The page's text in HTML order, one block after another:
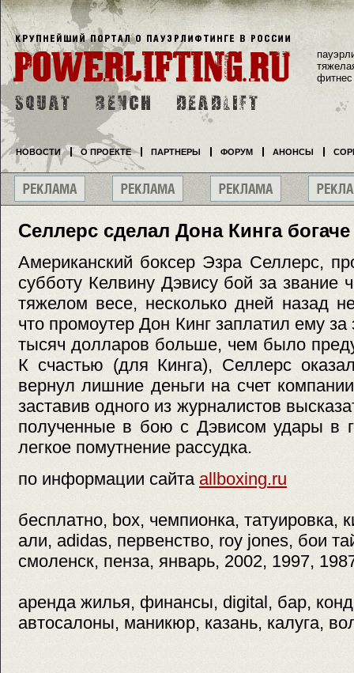
Селлерс сделал Дона Кинга
Американский боксер Эзра Селлерс,
субботу Келвину Дэвису бой за звание
тяжелом весе, несколько дней назад
что промоутер Дон Кинг заплатил ему
тысяч долларов больше, чем было
К счастью (для Кинга), Селлерс
вернул лишние деньги на счет
заставив одного из журналистов
полученные в бою с Дэвисом удары в
легкое помутнение рассудка.
по информации сайта allboxing.ru
бесплатно, box, чемпионка, татуировка,
али, adidas, первенство, roy jones, бои
смоленск, пенза, январь, 2002, 1997,
аренда жилья, финансы, digital, бар,
автосалоны, маникюр, казань, калуга,
фитнес
НОВОСТИ О ПРОЕКТЕ ПАРТНЕРЫ ФОРУМ АНОНСЫ